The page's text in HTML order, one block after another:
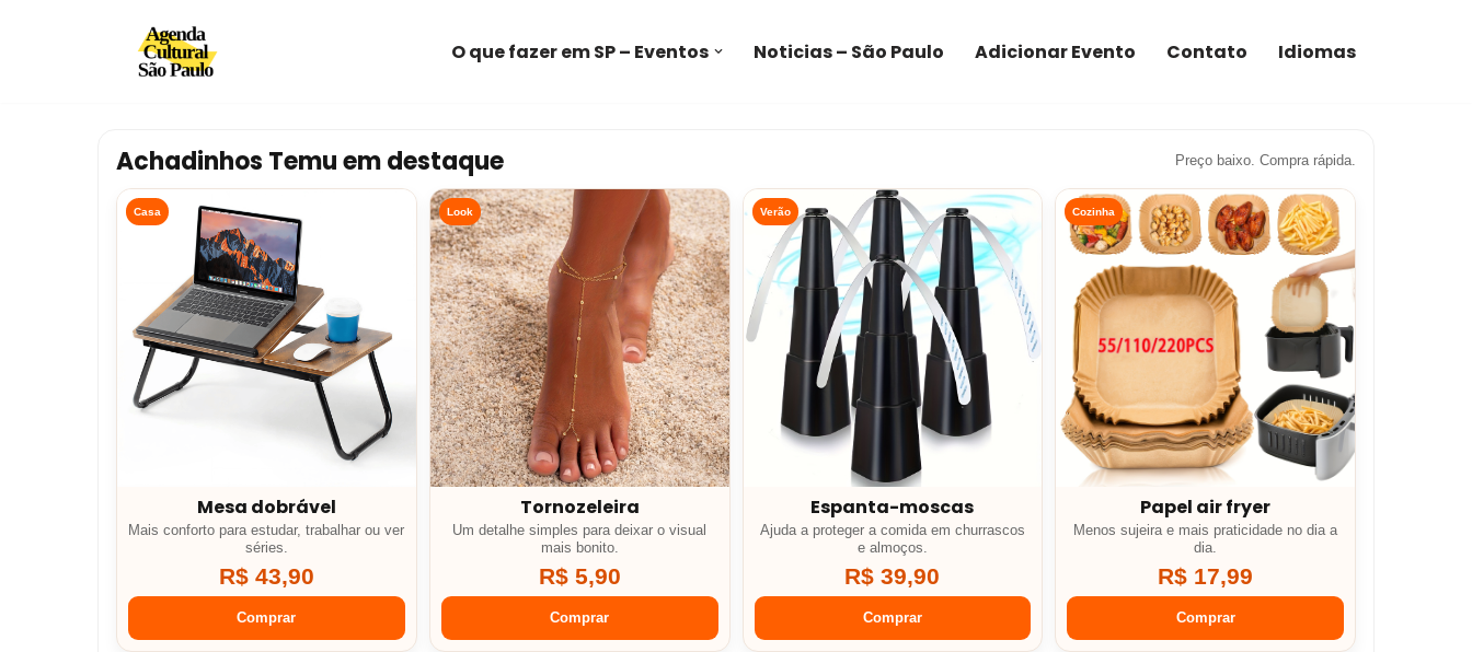
O que fazer em SP – Eventos Noticias – São Paulo Adicionar Evento Contato Idiomas
Achadinhos Temu em destaque Preço baixo. Compra rápida.
Casa
Mesa dobrável
Mais conforto para estudar, trabalhar ou ver
séries.
R$ 43,90
Comprar
Look
Tornozeleira
Um detalhe simples para deixar o visual
mais bonito.
R$ 5,90
Comprar
Verão
Espanta-moscas
Ajuda a proteger a comida em churrascos
e almoços.
R$ 39,90
Comprar
Cozinha
Papel air fryer
Menos sujeira e mais praticidade no dia a
dia.
R$ 17,99
Comprar